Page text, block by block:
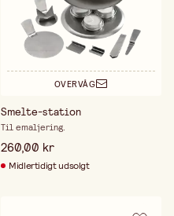
OVERVÅG
Smelte-station
Til emaljering.
260,00 kr
Midlertidigt udsolgt